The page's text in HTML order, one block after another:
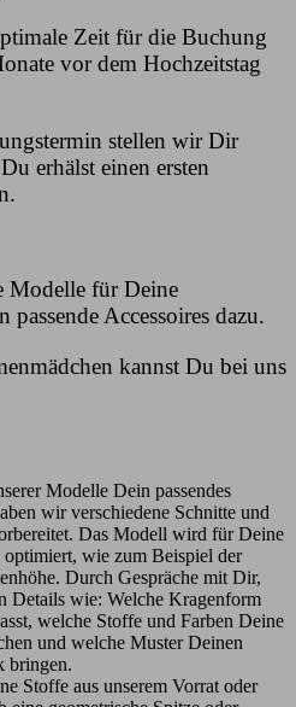
Zeit für die Buchung
vor dem Hochzeitstag
stellen wir Dir
erhälst einen ersten
für Deine
Accessoires dazu.
kannst Du bei uns
Modelle Dein passendes
wir verschiedene Schnitte und
Das Modell wird für Deine
wie zum Beispiel der
Durch Gespräche mit Dir,
Details wie: Welche Kragenform
welche Stoffe und Farben Deine
und welche Muster Deinen
bringen.
Stoffe aus unserem Vorrat oder